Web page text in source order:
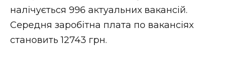
ЗАКАРПАТСЬКІ НОВИНИ
налічується 996 актуальних вакансій.
Середня заробітна плата по вакансіях
становить 12743 грн.